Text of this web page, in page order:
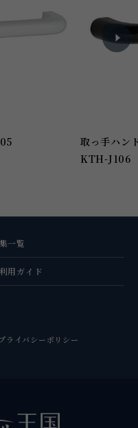
取っ手ハン
KTH-J106
一覧
用ガイド
ライバシーポリシー